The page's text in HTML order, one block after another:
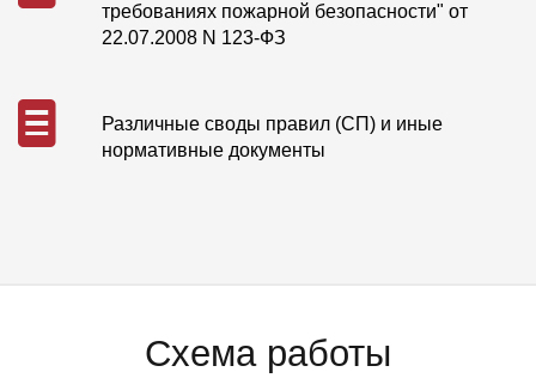
требованиях пожарной безопасности" от
22.07.2008 N 123-ФЗ
Различные своды правил (СП) и иные
нормативные документы
Схема работы